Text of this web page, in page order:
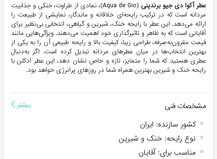
عطر آکوا دی جیو برندینی
(Aqua de Gio)، نمادی از طراوت، خنکی و جذابیت
مردانه است که در ترکیب رایحه‌ای خلاقانه و ماندگار، نمایشی از طبیعت را
ارائه می‌دهد. این عطر با رایحه خنک، شیرین و گیاهی، انتخابی بی‌نظیر برای
آقایانی است که به ظاهر و تاثیرگذاری خود اهمیت می‌دهند. ویژگی‌هایی مانند
قیمت مقرون‌به‌صرفه، طراحی زیبا، کیفیت بالا و رایحه طبیعی آن را به یکی از
بهترین انتخاب‌ها در میان عطرهای مردانه تبدیل کرده است. اگر به‌دنبال
عطری هستید که شما را متمایز، تازه و خاص نشان دهد، این عطر ادکلن با
رایحه خنک و شیرین بهترین همراه شما در روزهای پرانرژی خواهد بود.
مشخصات فنی بیشتر
کشور سازنده: ایران
نوع رایحه: خنک و شیرین
مناسب برای:آقایان